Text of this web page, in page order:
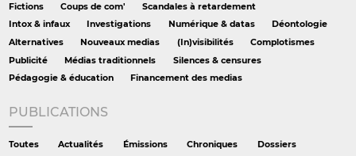
Fictions Coups de com'
Scandales à retardement
Intox & infaux
Investigations Numérique & datas
Déontologie
Alternatives
Nouveaux medias (In)visibilités
Complotismes
Publicité
Médias traditionnels
Silences & censures
Pédagogie & éducation
Financement des medias
PUBLICATIONS
Toutes Actualités Émissions Chroniques
Dossiers